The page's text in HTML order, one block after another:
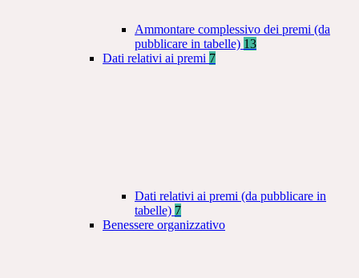
Ammontare complessivo dei premi (da
pubblicare in tabelle) 13
Dati relativi ai premi 7
Dati relativi ai premi (da pubblicare in
tabelle) 7
Benessere organizzativo